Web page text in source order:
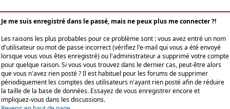
Je me suis enregistré dans le passé, mais ne peux plus me connecter ?!
Les raisons les plus probables pour ce problème sont : vous avez entré un nom
d'utilisateur ou mot de passe incorrect (vérifiez l'e-mail qui vous a été envoyé
lorsque vous vous êtes enregistré) ou l'administrateur a supprimé votre compte
pour quelque raison. Si vous vous trouvez dans le dernier cas, peut-être alors
que vous n'avez rien posté ? Il est habituel pour les forums de supprimer
périodiquement les comptes des utilisateurs n'ayant rien posté afin de réduire
la taille de la base de données. Essayez de vous enregistrer encore et
impliquez-vous dans les discussions.